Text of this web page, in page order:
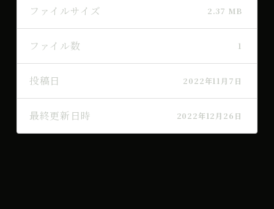
ファイルサイズ 2.37 MB
ファイル数 1
投稿日 2022年11月7日
最終更新日時 2022年12月26日